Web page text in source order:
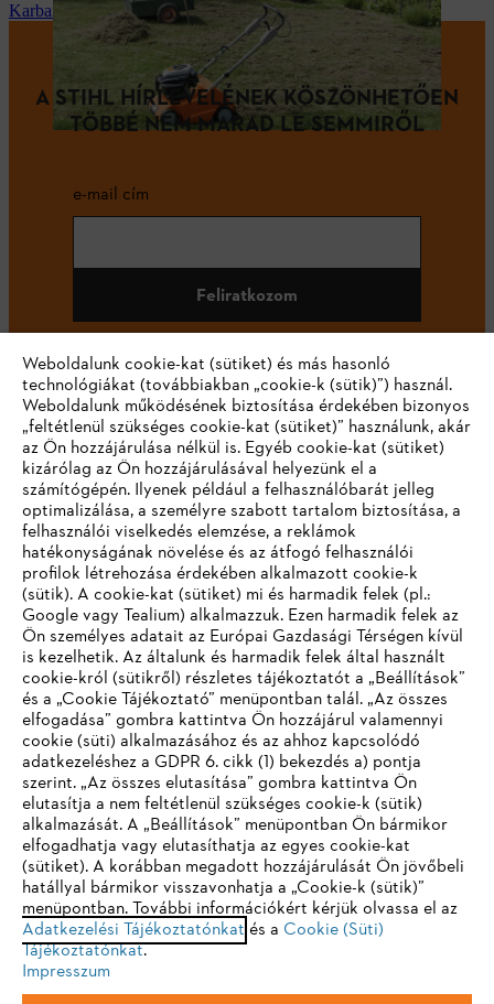
Karbantartás és javítás
A STIHL HÍRLEVELÉNEK KÖSZÖNHETŐEN
TÖBBÉ NEM MARAD LE SEMMIRŐL
e-mail cím
Feliratkozom
#STIHL
Vállalat
STIHL GYIK
Szerviz
Adatvédelem Impresszum Cookie tájékoztató
Jogi információk
IHR BROWSER WIRD NICHT
UNTERSTÜTZT
Sie nutzen einen Browser, den wir noch nicht unterstützen. Für
eine optimale Nutzung unserer Seite empfehlen wir Ihnen, zu
einem der folgenden Browser zu wechseln:
Firefox Chrome
Weboldalunk cookie-kat (sütiket) és más hasonló
technológiákat (továbbiakban „cookie-k (sütik)”) használ.
Weboldalunk működésének biztosítása érdekében bizonyos
„feltétlenül szükséges cookie-kat (sütiket)” használunk, akár
az Ön hozzájárulása nélkül is. Egyéb cookie-kat (sütiket)
kizárólag az Ön hozzájárulásával helyezünk el a
számítógépén. Ilyenek például a felhasználóbarát jelleg
optimalizálása, a személyre szabott tartalom biztosítása, a
felhasználói viselkedés elemzése, a reklámok
hatékonyságának növelése és az átfogó felhasználói
profilok létrehozása érdekében alkalmazott cookie-k
(sütik). A cookie-kat (sütiket) mi és harmadik felek (pl.:
Google vagy Tealium) alkalmazzuk. Ezen harmadik felek az
Ön személyes adatait az Európai Gazdasági Térségen kívül
is kezelhetik. Az általunk és harmadik felek által használt
cookie-król (sütikről) részletes tájékoztatót a „Beállítások”
és a „Cookie Tájékoztató” menüpontban talál. „Az összes
elfogadása” gombra kattintva Ön hozzájárul valamennyi
cookie (süti) alkalmazásához és az ahhoz kapcsolódó
adatkezeléshez a GDPR 6. cikk (1) bekezdés a) pontja
szerint. „Az összes elutasítása” gombra kattintva Ön
elutasítja a nem feltétlenül szükséges cookie-k (sütik)
alkalmazását. A „Beállítások” menüpontban Ön bármikor
elfogadhatja vagy elutasíthatja az egyes cookie-kat
(sütiket). A korábban megadott hozzájárulását Ön jövőbeli
hatállyal bármikor visszavonhatja a „Cookie-k (sütik)”
menüpontban. További információkért kérjük olvassa el az
Adatkezelési Tájékoztatónkat és a Cookie (Süti)
Tájékoztatónkat.
Impresszum